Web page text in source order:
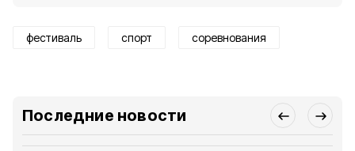
фестиваль спорт соревнования
Последние новости